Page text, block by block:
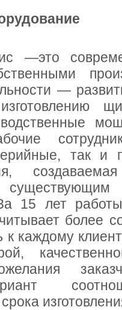
—это
—
так и
15 лет
более
к каждому